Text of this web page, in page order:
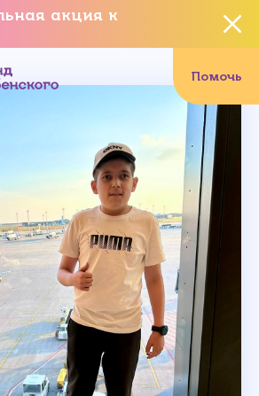
акция к
Помочь
что хотите
данное событие?
Да, уверен
Нет, не хочу